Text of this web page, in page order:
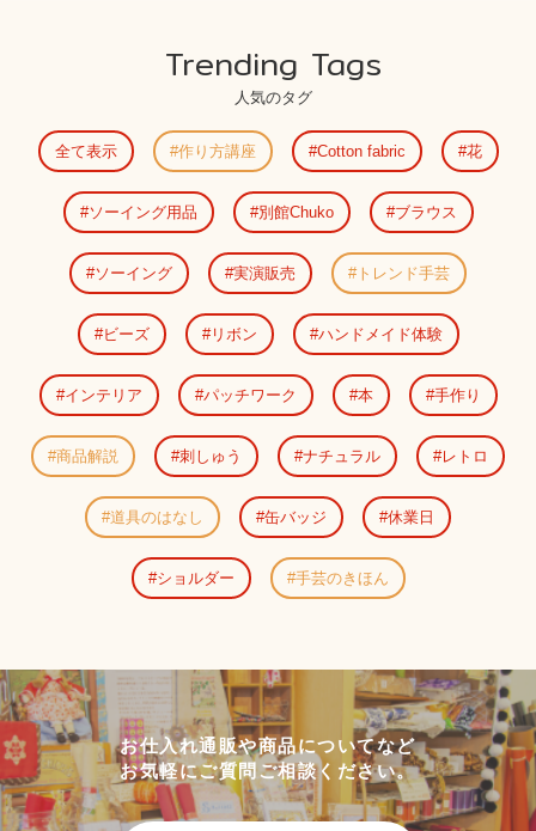
Trending Tags
人気のタグ
全て表示 作り方講座 Cotton fabric 花
ソーイング用品 別館Chuko ブラウス
ソーイング 実演販売 トレンド手芸
ビーズ リボン ハンドメイド体験
インテリア パッチワーク 本 手作り
商品解説 刺しゅう ナチュラル レトロ
道具のはなし 缶バッジ 休業日
ショルダー 手芸のきほん
お仕入れ通販や商品についてなど
お気軽にご質問ご相談ください。